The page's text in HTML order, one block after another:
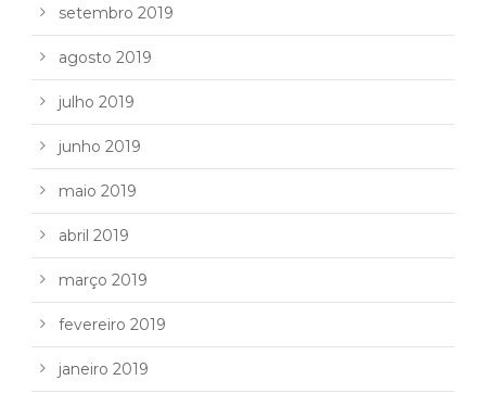
setembro 2019
agosto 2019
julho 2019
junho 2019
maio 2019
abril 2019
março 2019
fevereiro 2019
janeiro 2019